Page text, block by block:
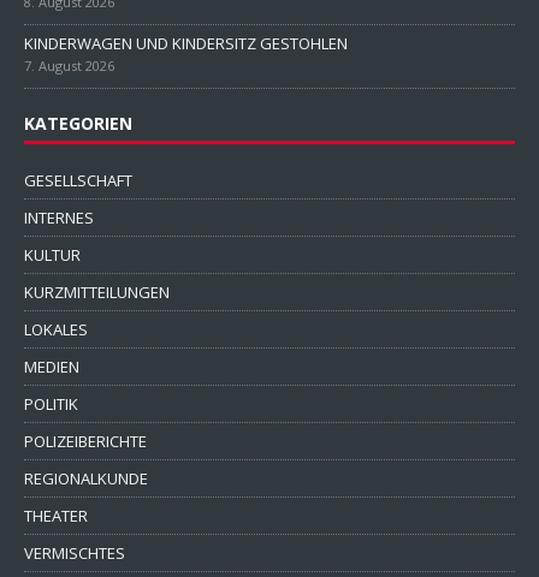
KINDERWAGEN UND KINDERSITZ GESTOHLEN
7. August 2026
KATEGORIEN
GESELLSCHAFT
INTERNES
KULTUR
KURZMITTEILUNGEN
LOKALES
MEDIEN
POLITIK
POLIZEIBERICHTE
REGIONALKUNDE
THEATER
VERMISCHTES